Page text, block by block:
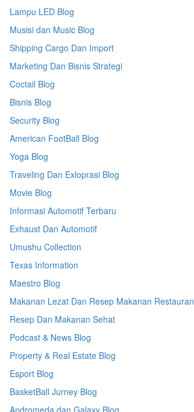
Lampu LED Blog
Musisi dan Music Blog
Shipping Cargo Dan Import
Marketing Dan Bisnis Strategi
Coctail Blog
Bisnis Blog
Security Blog
American FootBall Blog
Yoga Blog
Traveling Dan Exloprasi Blog
Movie Blog
Informasi Automotif Terbaru
Exhaust Dan Automotif
Umushu Collection
Texas Information
Maestro Blog
Makanan Lezat Dan Resep Makanan Restauran
Resep Dan Makanan Sehat
Podcast & News Blog
Property & Real Estate Blog
Esport Blog
BasketBall Jurney Blog
Andromeda dan Galaxy Blog